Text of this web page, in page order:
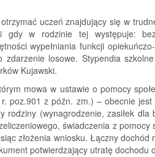
uczeń znajdujący się w
gdy w rodzinie tej występuje:
wypełniania funkcji
zdarzenie losowe. Stypendia
Kujawski.
mowa w ustawie o pomocy
poz.901 z późn. zm.) – obecnie jest
rodziny (wynagrodzenie, zasiłek
świadczenia z
złożenia wniosku. Łączny
potwierdzający utratę dochodu